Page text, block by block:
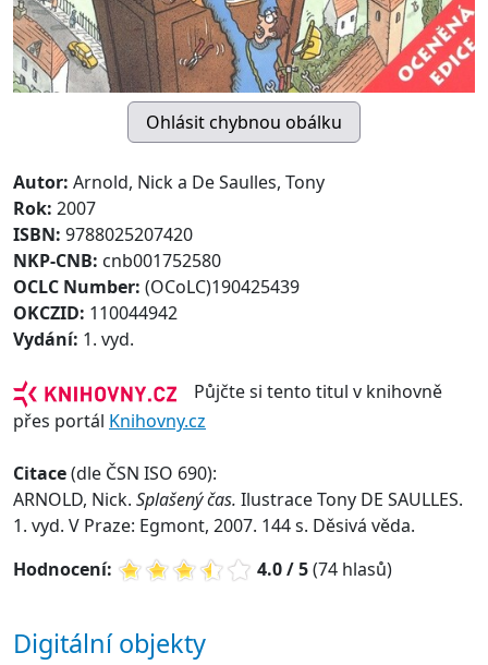
Autor: Arnold, Nick a De Saulles, Tony
Rok: 2007
ISBN: 9788025207420
NKP-CNB: cnb001752580
OCLC Number: (OCoLC)190425439
OKCZID: 110044942
Vydání: 1. vyd.
Půjčte si tento titul v knihovně
přes portál Knihovny.cz
Citace(dle ČSN ISO 690):
ARNOLD, Nick. Splašený čas. Ilustrace Tony DE SAULLES.
1. vyd. V Praze: Egmont, 2007. 144 s. Děsivá věda.
Hodnocení:
4.0 / 5(74 hlasů)
Digitální objekty